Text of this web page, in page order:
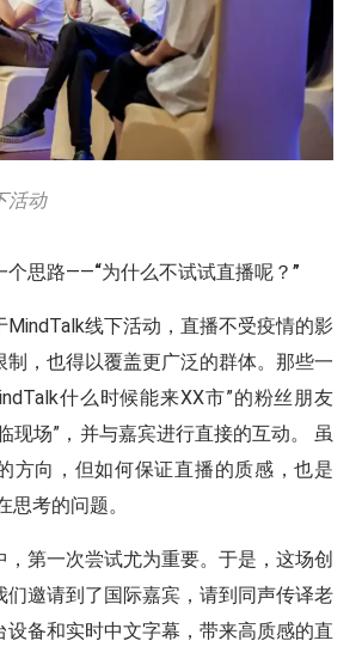
活动
个思路——“为什么不试试直播呢？”
MindTalk线下活动，直播不受疫情的影
制，也得以覆盖更广泛的群体。那些一
什么时候能来XX市”的粉丝朋友
现场”，并与嘉宾进行直接的互动。 虽
方向，但如何保证直播的质感，也是
思考的问题。
，第一次尝试尤为重要。于是，这场创
们邀请到了国际嘉宾，请到同声传译老
设备和实时中文字幕，带来高质感的直